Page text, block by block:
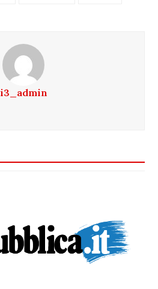
i3_admin